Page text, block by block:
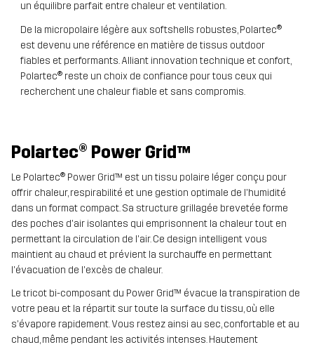
un équilibre parfait entre chaleur et ventilation.
De la micropolaire légère aux softshells robustes, Polartec®
est devenu une référence en matière de tissus outdoor
fiables et performants. Alliant innovation technique et confort,
Polartec® reste un choix de confiance pour tous ceux qui
recherchent une chaleur fiable et sans compromis.
Polartec® Power Grid™
Le Polartec® Power Grid™ est un tissu polaire léger conçu pour
offrir chaleur, respirabilité et une gestion optimale de l'humidité
dans un format compact. Sa structure grillagée brevetée forme
des poches d'air isolantes qui emprisonnent la chaleur tout en
permettant la circulation de l'air. Ce design intelligent vous
maintient au chaud et prévient la surchauffe en permettant
l'évacuation de l'excès de chaleur.
Le tricot bi-composant du Power Grid™ évacue la transpiration de
votre peau et la répartit sur toute la surface du tissu, où elle
s'évapore rapidement. Vous restez ainsi au sec, confortable et au
chaud, même pendant les activités intenses. Hautement